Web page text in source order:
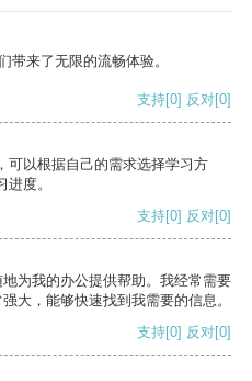
带来了无限的流畅体验。
支持[0] 反对[0]
可以根据自己的需求选择学习方
度。
支持[0] 反对[0]
为我的办公提供帮助。我经常需要
大，能够快速找到我需要的信息。
支持[0] 反对[0]